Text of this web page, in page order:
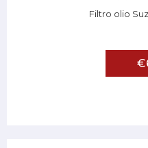
Filtro olio